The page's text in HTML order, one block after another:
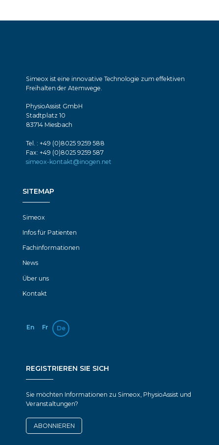
Simeox ist eine innovative Technologie zum effektiven
Freihalten der Atemwege.
PhysioAssist GmbH
Stadtplatz 10
83714 Miesbach
Tel. : +49 (0)8025 9259 588
Fax: +49 (0)8025 9259 587
simeox-kontakt@inogen.net
REGISTRIEREN SIE SICH
Sie möchten Informationen zu Simeox, PhysioAssist und
Veranstaltungen?
ABONNIEREN
SITEMAP
Simeox
Infos für Patienten
Fachinformationen
News
Über uns
Kontakt
En Fr De